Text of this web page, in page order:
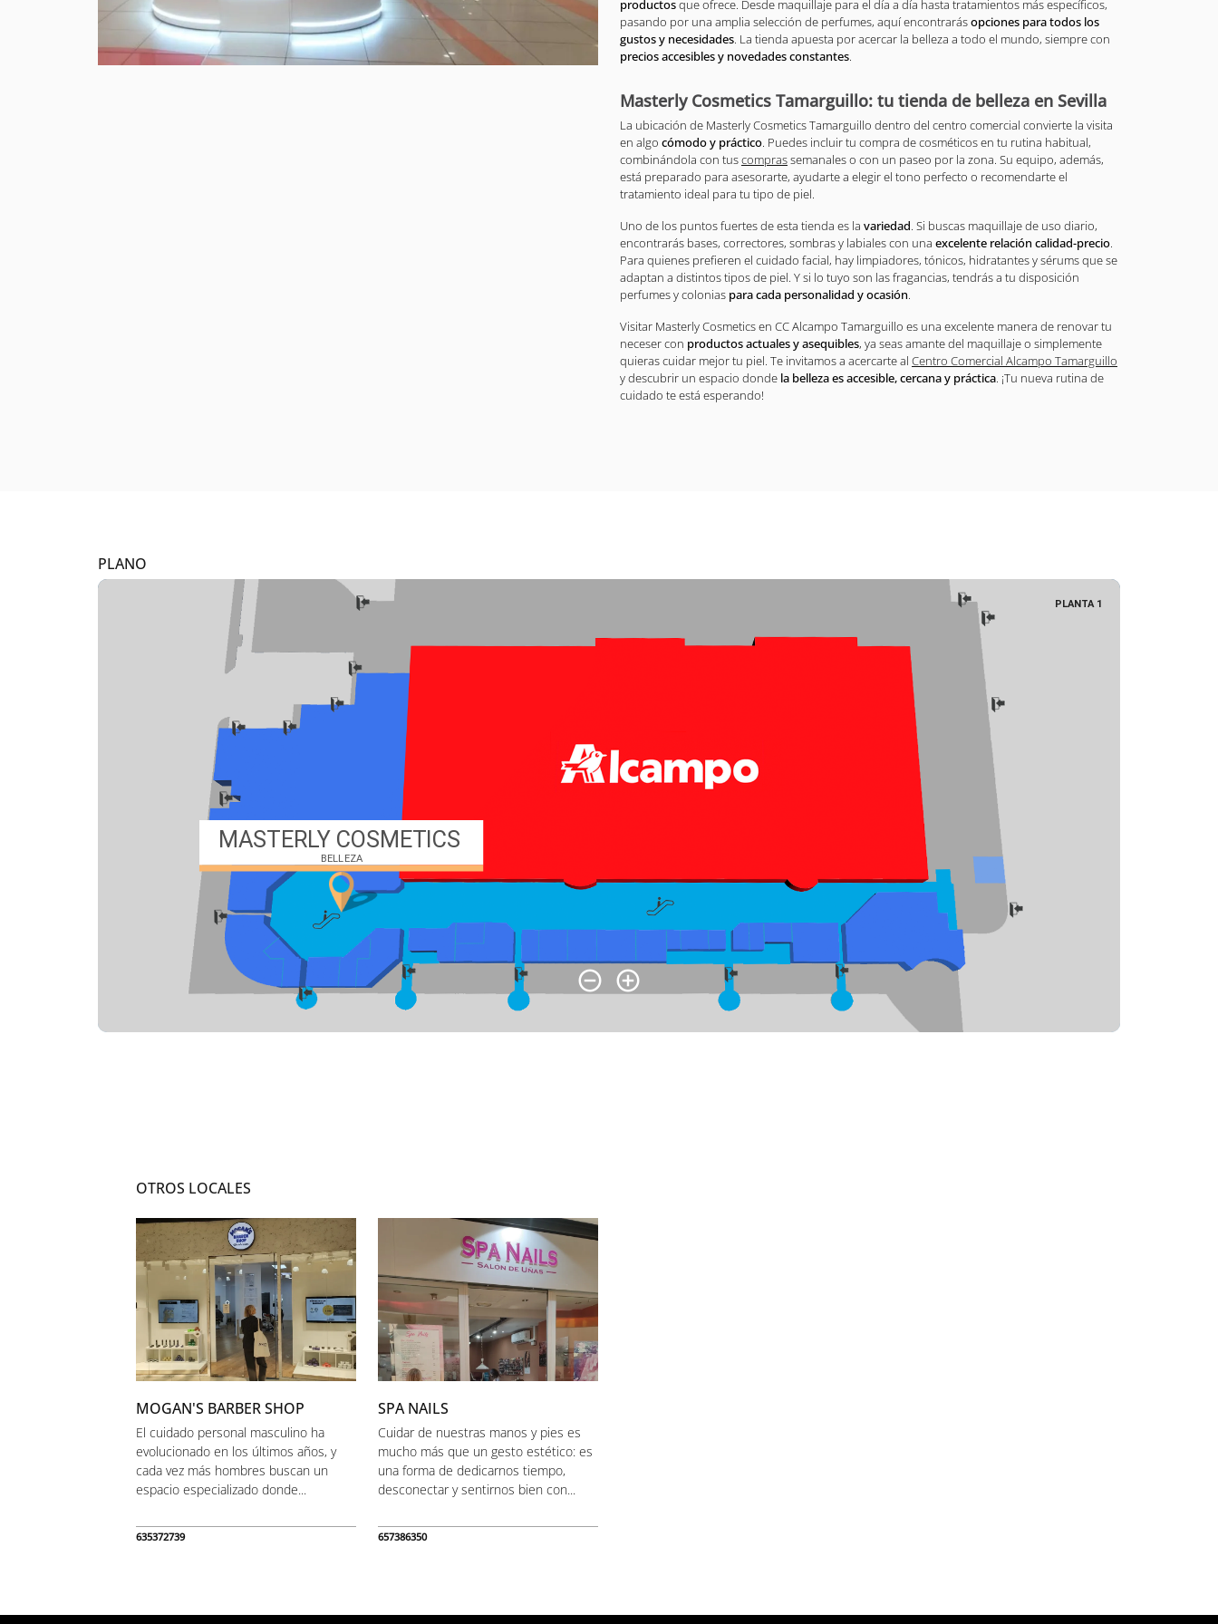
productosque ofrece. Desde maquillaje para el día a día hasta tratamientos más específicos,
pasando por una amplia selección de perfumes, aquí encontrarásopciones para todos los
gustos y necesidades. La tienda apuesta por acercar la belleza a todo el mundo, siempre con
precios accesibles y novedades constantes.
Masterly Cosmetics Tamarguillo: tu tienda de belleza en Sevilla
La ubicación de Masterly Cosmetics Tamarguillo dentro del centro comercial convierte la visita
en algo cómodo y práctico. Puedes incluir tu compra de cosméticos en tu rutina habitual,
combinándola con tuscomprassemanales o con un paseo por la zona. Su equipo, además,
está preparado para asesorarte, ayudarte a elegir el tono perfecto o recomendarte el
tratamiento ideal para tu tipo de piel.
Uno de los puntos fuertes de esta tienda es la variedad. Si buscas maquillaje de uso diario,
encontrarás bases, correctores, sombras y labiales con una excelente relación calidad-precio.
Para quienes prefieren el cuidado facial, hay limpiadores, tónicos, hidratantes y sérums que se
adaptan a distintos tipos de piel. Y si lo tuyo son las fragancias, tendrás a tu disposición
perfumes y colonias para cada personalidad y ocasión.
Visitar Masterly Cosmetics en CC Alcampo Tamarguillo es una excelente manera de renovar tu
neceser con productos actuales y asequibles, ya seas amante del maquillaje o simplemente
quieras cuidar mejor tu piel. Te invitamos a acercarte al Centro Comercial Alcampo Tamarguillo
y descubrir un espacio donde la belleza es accesible, cercana y práctica. ¡Tu nueva rutina de
cuidado te está esperando!
PLANO
OTROS LOCALES
MOGAN'S BARBER SHOP
El cuidado personal masculino ha
evolucionado en los últimos años, y
cada vez más hombres buscan un
espacio especializado donde...
635372739
SPA NAILS
Cuidar de nuestras manos y pies es
mucho más que un gesto estético: es
una forma de dedicarnos tiempo,
desconectar y sentirnos bien con...
657386350